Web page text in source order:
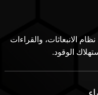
الانبعاثات، والقراءات
الوقود.